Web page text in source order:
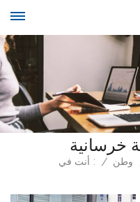
خرسانية
أنت في : / وطن